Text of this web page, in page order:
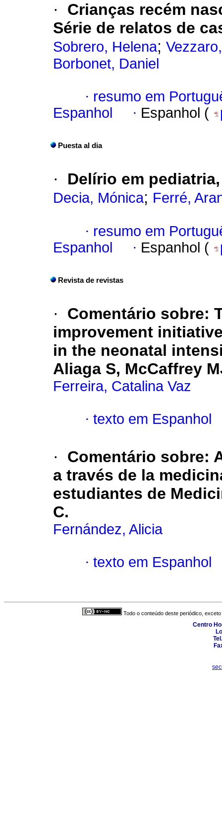
·
Crianças recém
Série de relatos de
Sobrero, Helena;
Borbonet, Daniel
· resumo em
Espanhol
· Espanhol (
Puesta al dia
· Delírio em
Decia, Mónica; Ferré,
· resumo em
Espanhol
· Espanhol (
Revista de revistas
·
Comentário sobre:
improvement
in the neonatal
Aliaga S, McCaffrey
Ferreira, Catalina Vaz
· texto em Espanhol
·
Comentário sobre:
a través de la
estudiantes de
C.
Fernández, Alicia
· texto em Espanhol
Todo o conteúdo deste periódico,
Centro